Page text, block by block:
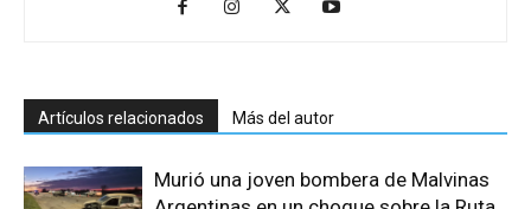
Artículos relacionados Más del autor
Murió una joven bombera de Malvinas